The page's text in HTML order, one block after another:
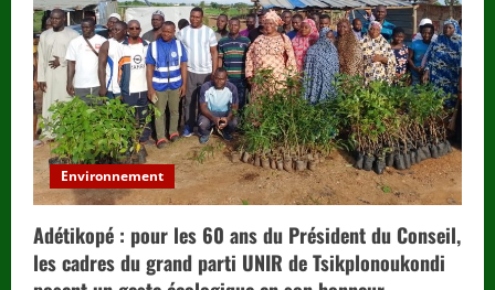
Environnement
Adétikopé : pour les 60 ans du Président du Conseil,
les cadres du grand parti UNIR de Tsikplonoukondi